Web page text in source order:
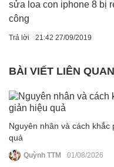
sửa loa con iphone 8 bị
công
Trả lời 21:42 27/09/2019
BÀI VIẾT LIÊN QUAN
Nguyên nhân và cách
quả
Quỳnh TTM 01/08/2026